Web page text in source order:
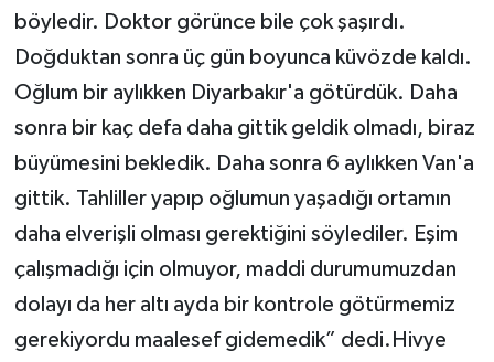
böyledir. Doktor görünce bile çok şaşırdı.
Doğduktan sonra üç gün boyunca küvözde kaldı.
Oğlum bir aylıkken Diyarbakır'a götürdük. Daha
sonra bir kaç defa daha gittik geldik olmadı, biraz
büyümesini bekledik. Daha sonra 6 aylıkken Van'a
gittik. Tahliller yapıp oğlumun yaşadığı ortamın
daha elverişli olması gerektiğini söylediler. Eşim
çalışmadığı için olmuyor, maddi durumumuzdan
dolayı da her altı ayda bir kontrole götürmemiz
gerekiyordu maalesef gidemedik” dedi.Hivye